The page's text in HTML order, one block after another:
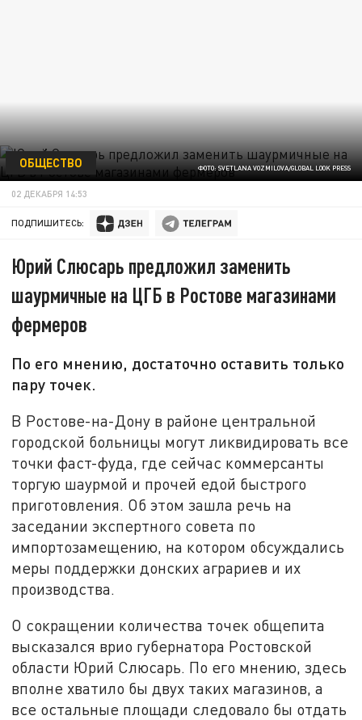
ФОТО: SVETLANA VOZMILOVA/GLOBAL LOOK PRESS
ОБЩЕСТВО
02 ДЕКАБРЯ 14:53
ПОДПИШИТЕСЬ:
Юрий Слюсарь предложил заменить
шаурмичные на ЦГБ в Ростове магазинами
фермеров
По его мнению, достаточно оставить только
пару точек.
В Ростове-на-Дону в районе центральной
городской больницы могут ликвидировать все
точки фаст-фуда, где сейчас коммерсанты
торгую шаурмой и прочей едой быстрого
приготовления. Об этом зашла речь на
заседании экспертного совета по
импортозамещению, на котором обсуждались
меры поддержки донских аграриев и их
производства.
О сокращении количества точек общепита
высказался врио губернатора Ростовской
области Юрий Слюсарь. По его мнению, здесь
вполне хватило бы двух таких магазинов, а
все остальные площади следовало бы отдать